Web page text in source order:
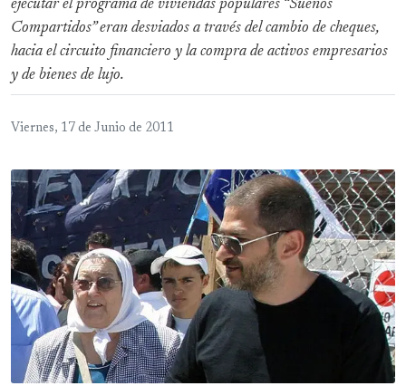
ejecutar el programa de viviendas populares “Sueños
Compartidos” eran desviados a través del cambio de cheques,
hacia el circuito financiero y la compra de activos empresarios
y de bienes de lujo.
Viernes, 17 de Junio de 2011